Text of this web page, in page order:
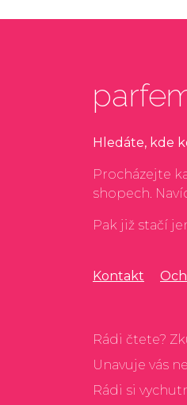
Hledáte, kde
Procházejte
shopech.
Pak již stačí
Kontakt
Rádi čtete?
Unavuje vás
Rádi si